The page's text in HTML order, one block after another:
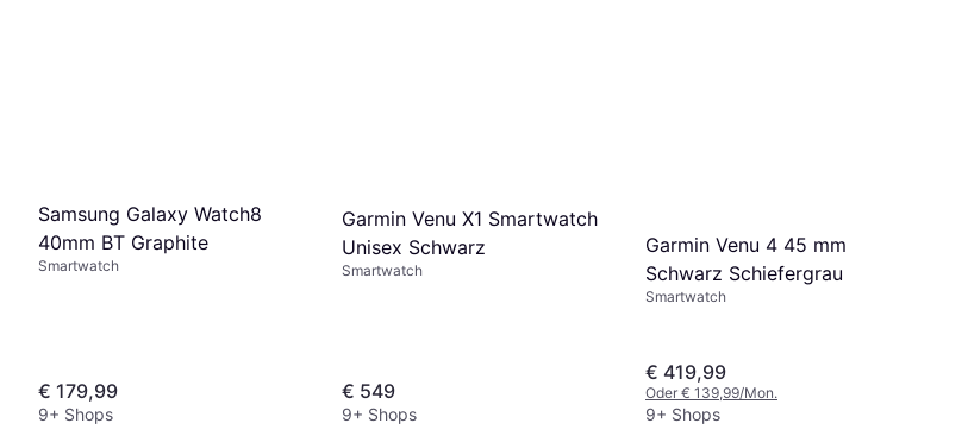
Samsung Galaxy Watch8
40mm BT Graphite
Smartwatch
€ 179,99
9+ Shops
Garmin Venu X1 Smartwatch
Unisex Schwarz
Smartwatch
€ 549
9+ Shops
Garmin Venu 4 45 mm
Schwarz Schiefergrau
Smartwatch
€ 419,99
Oder € 139,99/Mon.
9+ Shops